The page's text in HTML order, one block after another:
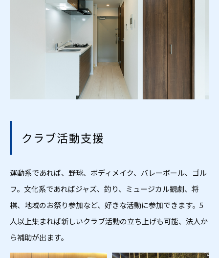
クラブ活動支援
運動系であれば、野球、ボディメイク、バレーボール、ゴル
フ。文化系であればジャズ、釣り、ミュージカル観劇、将
棋、地域のお祭り参加など、好きな活動に参加できます。5
人以上集まれば新しいクラブ活動の立ち上げも可能、法人か
ら補助が出ます。